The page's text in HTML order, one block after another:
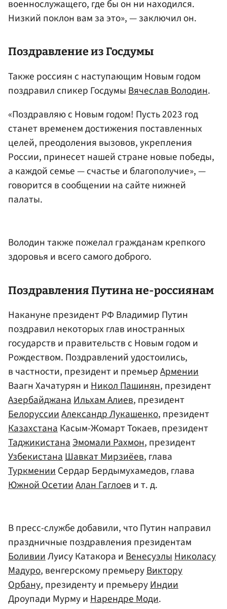
военнослужащего, где бы он ни находился.
Низкий поклон вам за это», — заключил он.
Поздравление изГосдумы
Также россиян с наступающим Новым годом
поздравил спикер Госдумы Вячеслав Володин.
«Поздравляю с Новым годом! Пусть 2023 год
станет временем достижения поставленных
целей, преодоления вызовов, укрепления
России, принесет нашей стране новые победы,
а каждой семье — счастье и благополучие», —
говорится в сообщении на сайте нижней
палаты.
Володин также пожелал гражданам крепкого
здоровья и всего самого доброго.
ПоздравленияПутина не-россиянам
Накануне президент РФ Владимир Путин
поздравил некоторых глав иностранных
государств и правительств с Новым годом и
Рождеством. Поздравлений удостоились,
в частности, президент и премьерАрмении
Ваагн Хачатурян иНикол Пашинян, президент
АзербайджанаИльхам Алиев, президент
БелоруссииАлександр Лукашенко, президент
КазахстанаКасым-Жомарт Токаев, президент
ТаджикистанаЭмомали Рахмон, президент
УзбекистанаШавкат Мирзиёев, глава
ТуркменииСердар Бердымухамедов, глава
Южной ОсетииАлан Гаглоеви т. д.
В пресс-службе добавили, что Путин направил
праздничные поздравления президентам
БоливииЛуису Катакора иВенесуэлыНиколасу
Мадуро, венгерскому премьеруВиктору
Орбану, президенту и премьеруИндии
Дроупади Мурму иНарендре Моди.